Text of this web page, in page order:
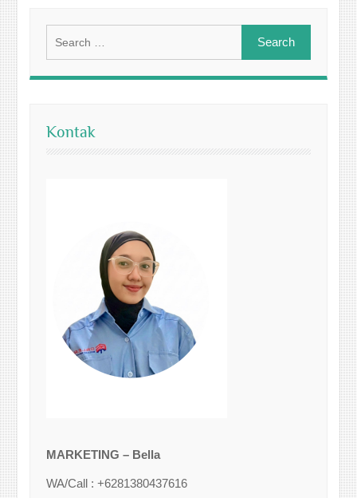
for:
Kontak
MARKETING – Bella
WA/Call : +6281380437616